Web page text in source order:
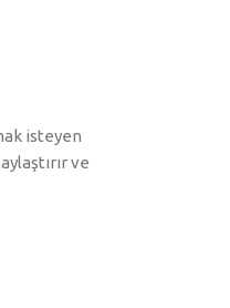
isteyen
ve